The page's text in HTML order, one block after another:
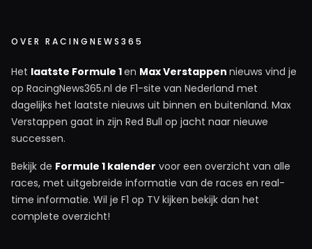
OVER RACINGNEWS365
Het laatste Formule 1en Max Verstappen nieuws vind je
op RacingNews365.nl de F1-site van Nederland met
dagelijks het laatste nieuws uit binnen en buitenland. Max
Verstappen gaat in zijn Red Bull op jacht naar nieuwe
successen.
Bekijk de Formule 1 kalender voor een overzicht van alle
races, met uitgebreide informatie van de races en real-
time informatie. Wil je F1 op TV kijken bekijk dan het
complete overzicht!